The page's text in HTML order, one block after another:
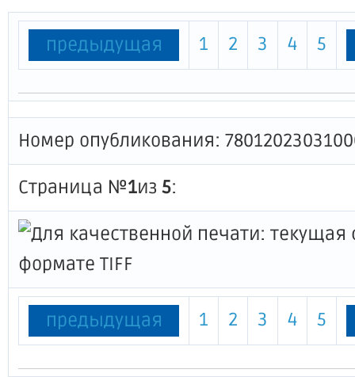
предыдущая 1 2 3 4 5
Номер опубликования:
Страница №1из 5:
предыдущая 1 2 3 4 5